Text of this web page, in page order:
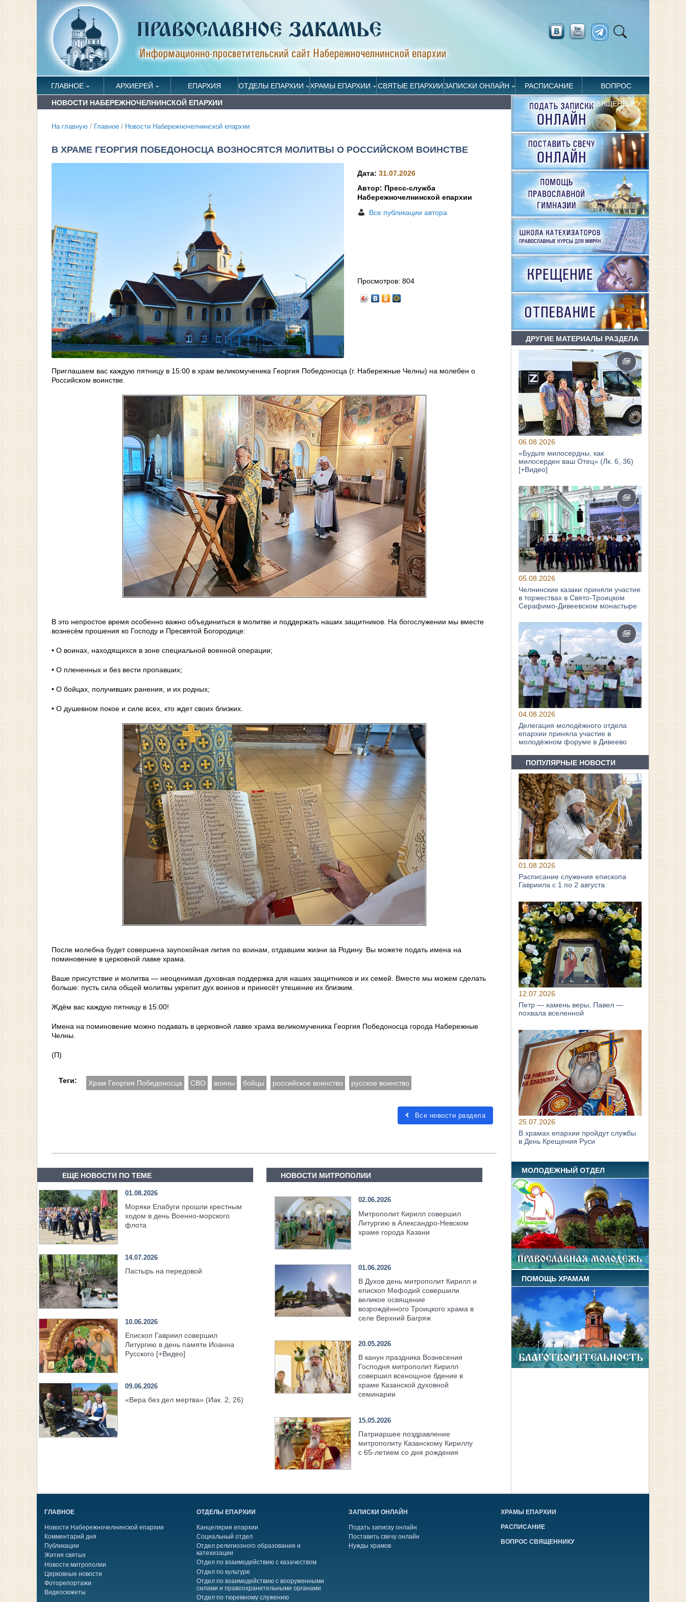
ГЛАВНОЕ АРХИЕРЕЙ ЕПАРХИЯ ОТДЕЛЫ ЕПАРХИИ ХРАМЫ ЕПАРХИИ СВЯТЫЕ ЕПАРХИИЗАПИСКИ ОНЛАЙН РАСПИСАНИЕ ВОПРОС
СВЯЩЕННИКУ
НОВОСТИ НАБЕРЕЖНОЧЕЛНИНСКОЙ ЕПАРХИИ
На главную / Главное / Новости Набережночелнинской епархии
В ХРАМЕ ГЕОРГИЯ ПОБЕДОНОСЦА ВОЗНОСЯТСЯ МОЛИТВЫ О РОССИЙСКОМ ВОИНСТВЕ
Дата:31.07.2026
Автор: Пресс-служба
Набережночелнинской епархии
Все публикации автора
Просмотров:804
Приглашаем вас каждую пятницу в 15:00 в храм великомученика Георгия Победоносца (г. Набережные Челны) на молебен о
Российском воинстве.
В это непростое время особенно важно объединиться в молитве и поддержать наших защитников. На богослужении мы вместе
вознесём прошения ко Господу и Пресвятой Богородице:
• О воинах, находящихся в зоне специальной военной операции;
• О плененных и без вести пропавших;
• О бойцах, получивших ранения, и их родных;
• О душевном покое и силе всех, кто ждет своих близких.
После молебна будет совершена заупокойная лития по воинам, отдавшим жизни за Родину. Вы можете подать имена на
поминовение в церковной лавке храма.
Ваше присутствие и молитва — неоценимая духовная поддержка для наших защитников и их семей. Вместе мы можем сделать
больше: пусть сила общей молитвы укрепит дух воинов и принесёт утешение их близким.
Ждём вас каждую пятницу в 15:00!
Имена на поминовение можно подавать в церковной лавке храма великомученика Георгия Победоносца города Набережные
Челны.
(П)
Теги: Храм Георгия Победоносца СВО воины бойцы российское воинство русское воинство
Все новости раздела
ЕЩЕ НОВОСТИ ПО ТЕМЕ
01.08.2026
Моряки Елабуги прошли крестным
ходом в день Военно‑морского
флота
14.07.2026
Пастырь на передовой
10.06.2026
Епископ Гавриил совершил
Литургию в день памяти Иоанна
Русского [+Видео]
09.06.2026
«Вера без дел мертва» (Иак. 2, 26)
НОВОСТИ МИТРОПОЛИИ
02.06.2026
Митрополит Кирилл совершил
Литургию в Александро-Невском
храме города Казани
01.06.2026
В Духов день митрополит Кирилл и
епископ Мефодий совершили
великое освящение
возрождённого Троицкого храма в
селе Верхний Багряж
20.05.2026
В канун праздника Вознесения
Господня митрополит Кирилл
совершил всенощное бдение в
храме Казанской духовной
семинарии
15.05.2026
Патриаршее поздравление
митрополиту Казанскому Кириллу
с 65-летием со дня рождения
ДРУГИЕ МАТЕРИАЛЫ РАЗДЕЛА
06.08.2026
«Будьте милосердны, как
милосерден ваш Отец» (Лк. 6, 36)
[+Видео]
05.08.2026
Челнинские казаки приняли участие
в торжествах в Свято‑Троицком
Серафимо‑Дивеевском монастыре
04.08.2026
Делегация молодёжного отдела
епархии приняла участие в
молодёжном форуме в Дивеево
ПОПУЛЯРНЫЕ НОВОСТИ
01.08.2026
Расписание служения епископа
Гавриила с 1 по 2 августа
12.07.2026
Петр — камень веры, Павел —
похвала вселенной
25.07.2026
В храмах епархии пройдут службы
в День Крещения Руси
МОЛОДЕЖНЫЙ ОТДЕЛ
ПОМОЩЬ ХРАМАМ
ГЛАВНОЕ
Новости Набережночелнинской епархии
Комментарий дня
Публикации
Жития святых
Новости митрополии
Церковные новости
Фоторепортажи
Видеосюжеты
ОТДЕЛЫ ЕПАРХИИ
Канцелярия епархии
Социальный отдел
Отдел религиозного образования и
катехизации
Отдел по взаимодействию с казачеством
Отдел по культуре
Отдел по взаимодействию с вооруженными
силами и правоохранительными органами
Отдел по тюремному служению
ЗАПИСКИ ОНЛАЙН
Подать записку онлайн
Поставить свечу онлайн
Нужды храмов
ХРАМЫ ЕПАРХИИ
РАСПИСАНИЕ
ВОПРОС СВЯЩЕННИКУ